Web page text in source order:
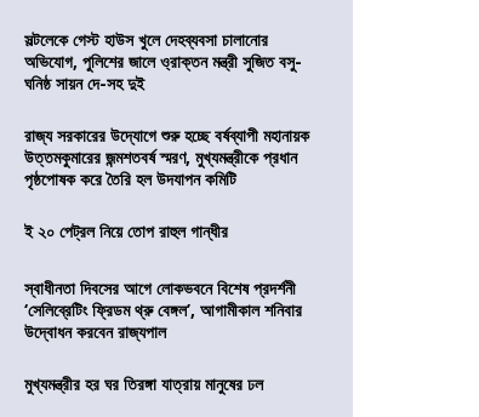
সল্টলেকে গেস্ট হাউস খুলে দেহব্যবসা চালানোর
অভিযোগ, পুলিশের জালে ও্রাক্তন মন্ত্রী সুজিত বসু-
ঘনিষ্ঠ সায়ন দে-সহ দুই
রাজ্য সরকারের উদ্যোগে শুরু হচ্ছে বর্ষব্যাপী মহানায়ক
উত্তমকুমারের জন্মশতবর্ষ স্মরণ, মুখ্যমন্ত্রীকে প্রধান
পৃষ্ঠপোষক করে তৈরি হল উদযাপন কমিটি
ই ২০ পেট্রল নিয়ে তোপ রাহুল গান্ধীর
স্বাধীনতা দিবসের আগে লোকভবনে বিশেষ প্রদর্শনী
‘সেলিব্রেটিং ফ্রিডম থ্রু বেঙ্গল’, আগামীকাল শনিবার
উদ্বোধন করবেন রাজ্যপাল
মুখ্যমন্ত্রীর হর ঘর তিরঙ্গা যাত্রায় মানুষের ঢল